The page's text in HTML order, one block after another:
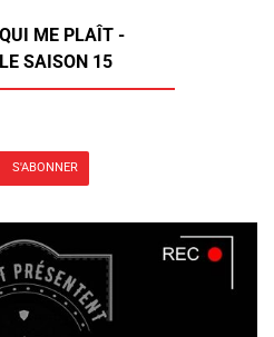
ME PLAÎT -
SAISON 15
S'ABONNER